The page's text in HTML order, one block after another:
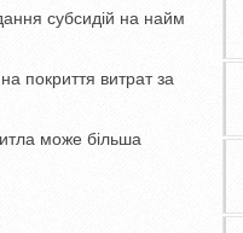
субсидій на найм
покриття витрат за
може більша